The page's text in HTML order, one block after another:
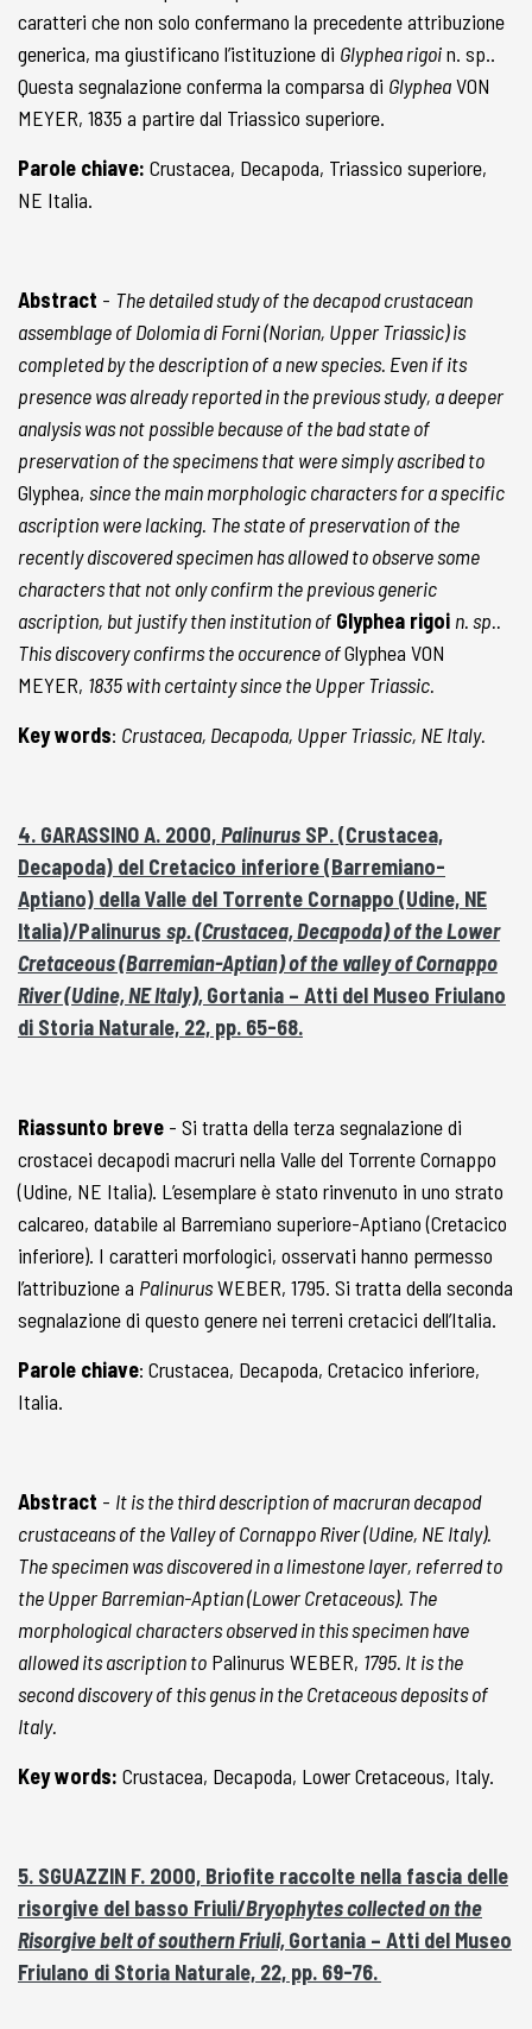
caratteri che non solo confermano la precedente attribuzione
generica, ma giustificano l’istituzione di Glyphea rigoin. sp..
Questa segnalazione conferma la comparsa di GlypheaVON
MEYER, 1835 a partire dal Triassico superiore.
Parole chiave: Crustacea, Decapoda, Triassico superiore,
NE Italia.
Abstract - The detailed study of the decapod crustacean
assemblage of Dolomia di Forni (Norian, Upper Triassic) is
completed by the description of a new species. Even if its
presence was already reported in the previous study, a deeper
analysis was not possible because of the bad state of
preservation of the specimens that were simply ascribed to
Glyphea, since the main morphologic characters for a specific
ascription were lacking. The state of preservation of the
recently discovered specimen has allowed to observe some
characters that not only confirm the previous generic
ascription, but justify then institution of Glyphea rigoi n. sp..
This discovery confirms the occurence ofGlyphea VON
MEYER, 1835 with certainty since the Upper Triassic.
Key words: Crustacea, Decapoda, Upper Triassic, NE Italy.
4. GARASSINO A. 2000,Palinurus SP. (Crustacea,
Decapoda) del Cretacico inferiore (Barremiano-
Aptiano) della Valle del Torrente Cornappo (Udine, NE
Italia)/Palinurus sp. (Crustacea, Decapoda) of the Lower
Cretaceous (Barremian-Aptian) of the valley of Cornappo
River (Udine, NE Italy),Gortania – Atti del Museo Friulano
di Storia Naturale, 22, pp. 65-68.
Riassunto breve - Si tratta della terza segnalazione di
crostacei decapodi macruri nella Valle del Torrente Cornappo
(Udine, NE Italia). L’esemplare è stato rinvenuto in uno strato
calcareo, databile al Barremiano superiore-Aptiano (Cretacico
inferiore). I caratteri morfologici, osservati hanno permesso
l’attribuzione a PalinurusWEBER, 1795. Si tratta della seconda
segnalazione di questo genere nei terreni cretacici dell’Italia.
Parole chiave: Crustacea, Decapoda, Cretacico inferiore,
Italia.
Abstract - It is the third description of macruran decapod
crustaceans of the Valley of Cornappo River (Udine, NE Italy).
The specimen was discovered in a limestone layer, referred to
the Upper Barremian-Aptian (Lower Cretaceous). The
morphological characters observed in this specimen have
allowed its ascription to Palinurus WEBER, 1795. It is the
second discovery of this genus in the Cretaceous deposits of
Italy.
Key words: Crustacea, Decapoda, Lower Cretaceous, Italy.
5. SGUAZZIN F. 2000, Briofite raccolte nella fascia delle
risorgive del basso Friuli/Bryophytes collected on the
Risorgive belt of southern Friuli,Gortania – Atti del Museo
Friulano di Storia Naturale, 22, pp. 69-76.